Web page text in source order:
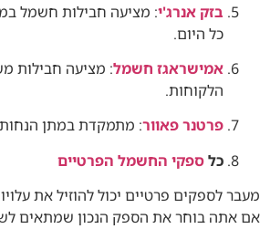
בזק אנרג'י: מציעה חבילות חשמל
כל היום.
אמישראגז חשמל: מציעה חבילות
הלקוחות.
פרטנר פאוור: מתמקדת במתן
כלספקי החשמל הפרטיים
מעבר לספקים פרטיים יכול להוזיל את
אם אתה בוחר את הספק הנכון שמתאים